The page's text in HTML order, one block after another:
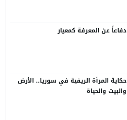
دفاعاً عن المعرفة كمعيار
حكاية المرأة الريفية في سوريا.. الأرض
والبيت والحياة